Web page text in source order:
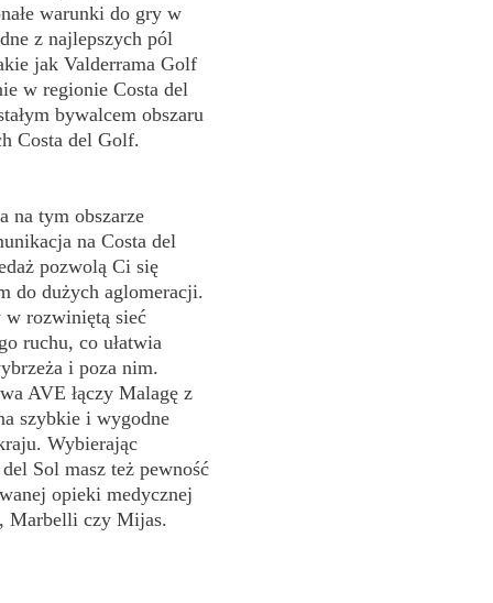
warunki do gry w
z najlepszych pól
jak Valderrama Golf
w regionie Costa del
bywalcem obszaru
Costa del Golf.
na tym obszarze
na Costa del
pozwolą Ci się
do dużych aglomeracji.
w rozwiniętą sieć
ruchu, co ułatwia
i poza nim.
AVE łączy Malagę z
szybkie i wygodne
Wybierając
Sol masz też pewność
opieki medycznej
Marbelli czy Mijas.